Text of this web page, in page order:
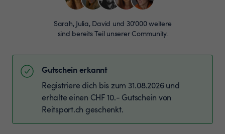
Sarah, Julia, David und 30’000 weitere
sind bereits Teil unserer Community.
Gutschein erkannt
Registriere dich bis zum 31.08.2026 und
erhalte einen CHF 10.- Gutschein von
Reitsport.ch geschenkt.